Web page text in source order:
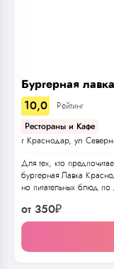
Бургерная
Рейтинг
10,0
Рестораны и Кафе
г Краснодар, ул
Для тех, кто
бургерная Лавка
но питательных блюд
от 350₽